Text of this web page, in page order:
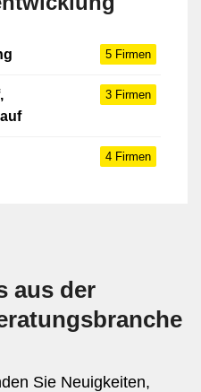
5 Firmen
3 Firmen
4 Firmen
aus der
Sie Neuigkeiten,